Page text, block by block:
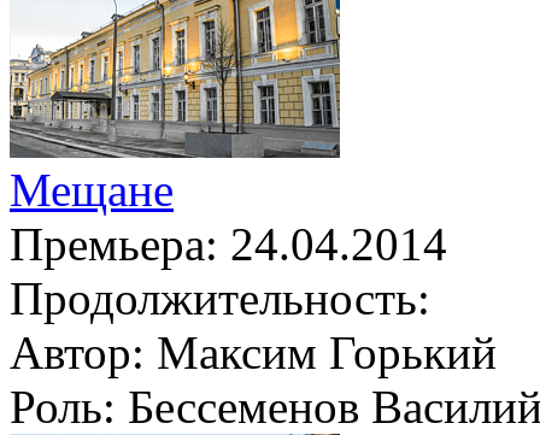
Мещане
Премьера: 24.04.2014
Продолжительность:
Автор: Максим Горький
Роль: Бессеменов